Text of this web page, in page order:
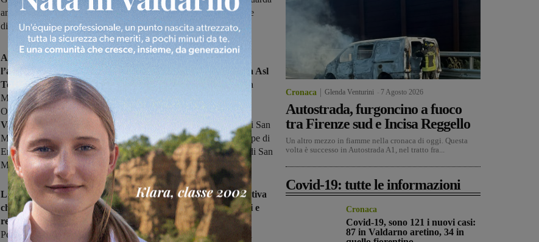
anche il Serristori. Una misura preventiva in accordo con le ultime
disposizioni regionali
A partire da venerdì 6 marzo e fino al 15 marzo sarà sospesa
l’attività ambulatoriale all’interno dei presidi ospedalieri della Asl
Toscana Centro.Rientrano in questa misura gli ospedali di Santa
Maria Nuova, San Giovanni di Dio, Santa Maria Annunziata,
Ospedale Mugello di Borgo San Lorenzo, Serristori di Figline
Valdarno, Santo Stefano di Prato, San Jacopo di Pistoia, PIOT di San
Marcello Pistoiese, S.S. Cosma e Damiano di Pescia, San Giuseppe di
Empoli, San Pietro Igneo di Fucecchio e Ospedale degli Infermi di San
Miniato.
L'Azienda sanitaria spiega che si tratta di una misura preventiva
che si inserisce all’interno delle ultime disposizioni ministeriali e
regionaliper una corretta gestione dell’emergenza coronavirus.
Pertanto le prestazioni già programmate saranno rinviate a data da
Cronaca Glenda Venturini 7 Agosto 2026
Autostrada, furgoncino a fuoco
tra Firenze sud e Incisa Reggello
Un altro mezzo in fiamme nella cronaca di oggi. Questa
volta è successo in Autostrada A1, nel tratto fra...
Covid-19: tutte le informazioni
Cronaca
Covid-19, sono 121 i nuovi casi:
87 in Valdarno aretino, 34 in